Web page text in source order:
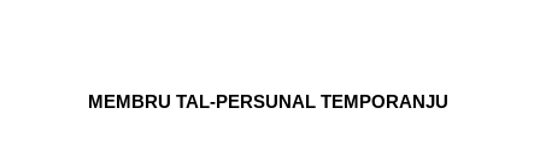
MEMBRU TAL-PERSUNAL TEMPORANJU